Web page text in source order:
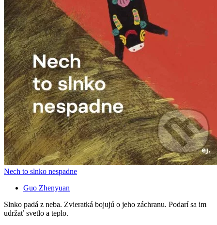
Nech to slnko nespadne
Guo Zhenyuan
Slnko padá z neba. Zvieratká bojujú o jeho záchranu. Podarí sa im
udržať svetlo a teplo.